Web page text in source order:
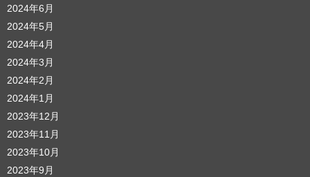
2024年6月
2024年5月
2024年4月
2024年3月
2024年2月
2024年1月
2023年12月
2023年11月
2023年10月
2023年9月